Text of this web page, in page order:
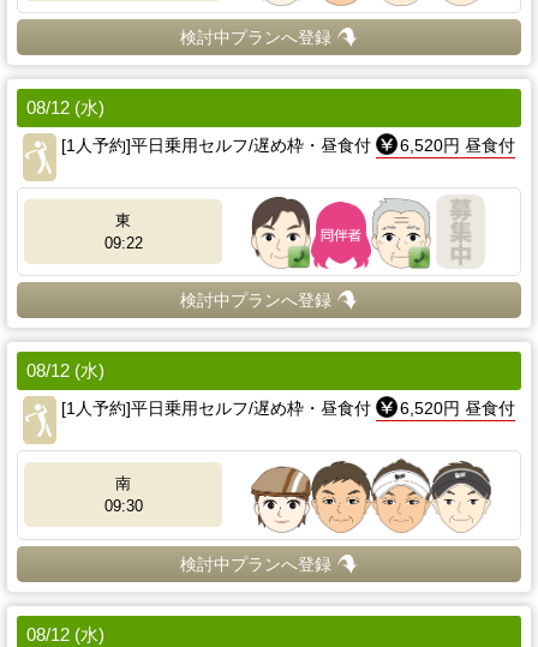
検討中プランへ登録
08/12 (水)
[1人予約]平日乗用セルフ/遅め枠・昼食付
6,520円 昼食付
東
09:22
検討中プランへ登録
08/12 (水)
[1人予約]平日乗用セルフ/遅め枠・昼食付
6,520円 昼食付
南
09:30
検討中プランへ登録
08/12 (水)